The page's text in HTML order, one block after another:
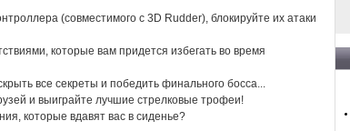
(совместимого с 3D Rudder), блокируйте их атаки
которые вам придется избегать во время
все секреты и победить финального босса...
и выиграйте лучшие стрелковые трофеи!
которые вдавят вас в сиденье?